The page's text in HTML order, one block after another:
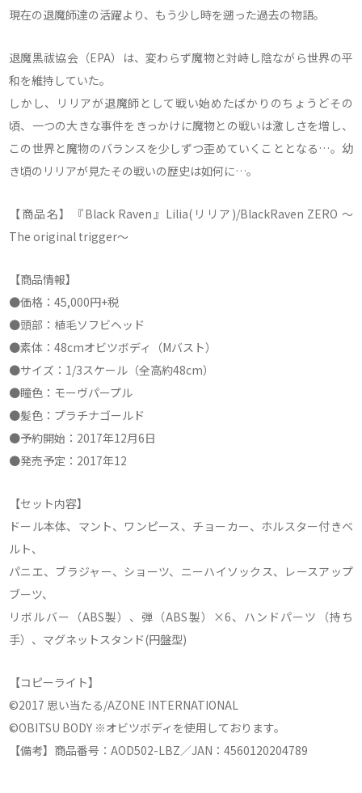
現在の退魔師達の活躍より、もう少し時を遡った過去の物語。
退魔黒祓協会（EPA）は、変わらず魔物と対峙し陰ながら世界の平
和を維持していた。
しかし、リリアが退魔師として戦い始めたばかりのちょうどその
頃、一つの大きな事件をきっかけに魔物との戦いは激しさを増し、
この世界と魔物のバランスを少しずつ歪めていくこととなる…。幼
き頃のリリアが見たその戦いの歴史は如何に…。
【商品名】『Black Raven』Lilia(リリア)/BlackRaven ZERO ～
The original trigger～
【商品情報】
●価格：45,000円+税
●頭部：植毛ソフビヘッド
●素体：48cmオビツボディ（Mバスト）
●サイズ：1/3スケール（全高約48cm）
●瞳色：モーヴパープル
●髪色：プラチナゴールド
●予約開始：2017年12月6日
●発売予定：2017年12
【セット内容】
ドール本体、マント、ワンピース、チョーカー、ホルスター付きベ
ルト、
パニエ、ブラジャー、ショーツ、ニーハイソックス、レースアップ
ブーツ、
リボルバー（ABS製）、弾（ABS製）×6、ハンドパーツ（持ち
手）、マグネットスタンド(円盤型)
【コピーライト】
©2017 思い当たる/AZONE INTERNATIONAL
©OBITSU BODY ※オビツボディを使用しております。
【備考】商品番号：AOD502-LBZ／JAN：4560120204789